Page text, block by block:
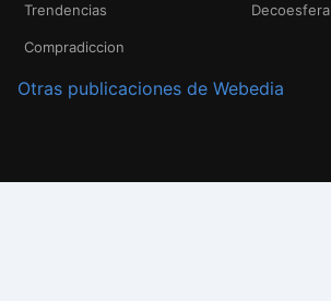
Trendencias Decoesfera
Compradiccion
Otras publicaciones de Webedia